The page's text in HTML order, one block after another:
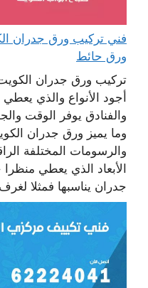
ورق حائط
تركيب ورق جدران
أجود الأنواع والذي
والفنادق يوفر الوقت
وما يميز ورق جدران
والرسومات المختلفة
الأبعاد الذي يعطي
جدران يناسبها فمثلا